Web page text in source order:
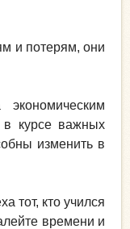
и потерям, они
в курсе важных
изменить в
тот, кто учился
времени и